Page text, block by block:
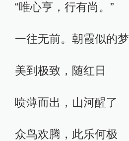
“唯心亨，行有尚。”
一往无前。朝霞似的梦
美到极致，随红日
喷薄而出，山河醒了
众鸟欢腾，此乐何极